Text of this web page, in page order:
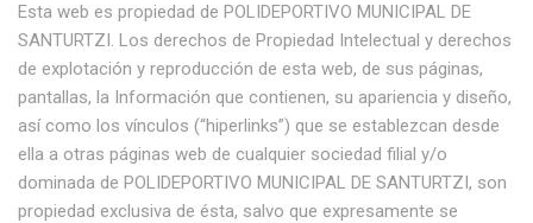
Esta web es propiedad de POLIDEPORTIVO MUNICIPAL DE
SANTURTZI. Los derechos de Propiedad Intelectual y derechos
de explotación y reproducción de esta web, de sus páginas,
pantallas, la Información que contienen, su apariencia y diseño,
así como los vínculos (“hiperlinks”) que se establezcan desde
ella a otras páginas web de cualquier sociedad filial y/o
dominada de POLIDEPORTIVO MUNICIPAL DE SANTURTZI, son
propiedad exclusiva de ésta, salvo que expresamente se